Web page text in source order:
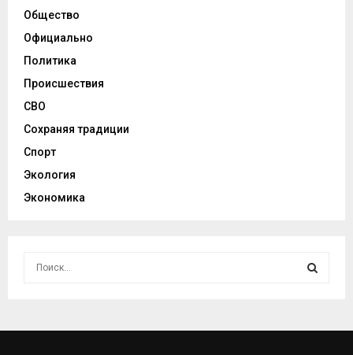
Общество
Официально
Политика
Происшествия
СВО
Сохраняя традиции
Спорт
Экология
Экономика
С